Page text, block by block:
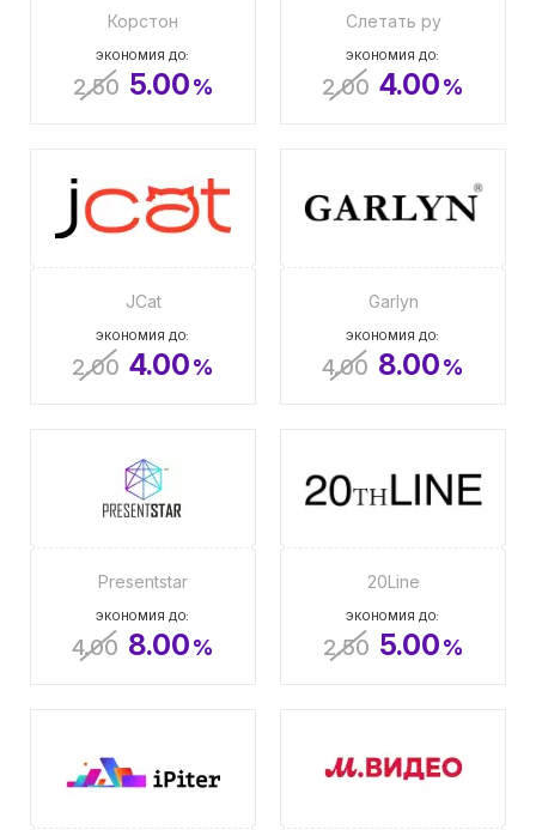
Корстон
ЭКОНОМИЯ ДО:
2.50 5.00%
Слетать ру
ЭКОНОМИЯ ДО:
2.00 4.00%
JCat
ЭКОНОМИЯ ДО:
2.00 4.00%
Garlyn
ЭКОНОМИЯ ДО:
4.00 8.00%
Presentstar
ЭКОНОМИЯ ДО:
4.00 8.00%
20Line
ЭКОНОМИЯ ДО:
2.50 5.00%